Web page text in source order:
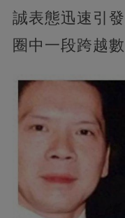
誠表態迅速引
圈中一段跨越